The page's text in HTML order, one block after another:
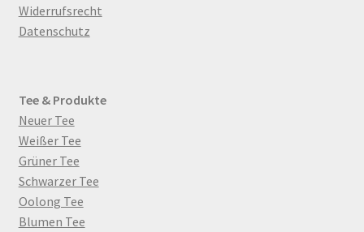
Widerrufsrecht
Datenschutz
Tee & Produkte
Neuer Tee
Weißer Tee
Grüner Tee
Schwarzer Tee
Oolong Tee
Blumen Tee